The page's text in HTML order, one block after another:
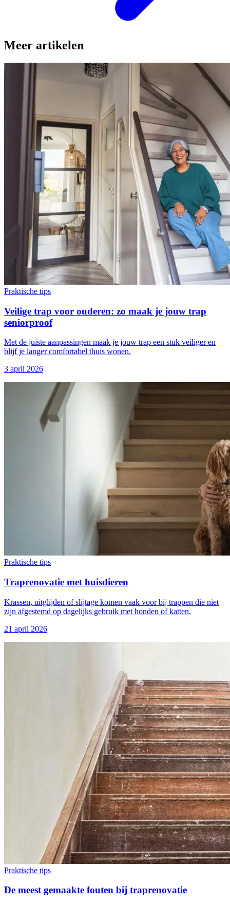
Meer artikelen
Praktische tips
Veilige trap voor ouderen: zo maak je jouw trap
seniorproof
Met de juiste aanpassingen maak je jouw trap een stuk veiliger en
blijf je langer comfortabel thuis wonen.
3 april 2026
Praktische tips
Traprenovatie met huisdieren
Krassen, uitglijden of slijtage komen vaak voor bij trappen die niet
zijn afgestemd op dagelijks gebruik met honden of katten.
21 april 2026
Praktische tips
De meest gemaakte fouten bij traprenovatie